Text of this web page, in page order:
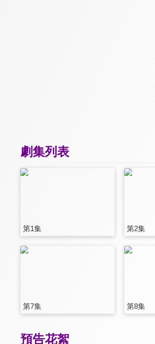
劇集列表
第1集 第2集
第7集 第8集
預告花絮